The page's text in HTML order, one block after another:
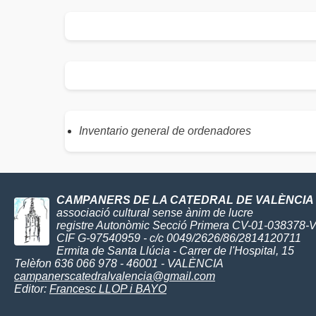
Inventario general de ordenadores
CAMPANERS DE LA CATEDRAL DE VALÈNCIA
associació cultural sense ànim de lucre
registre Autonòmic Secció Primera CV-01-038378-V
CIF G-97540959 - c/c 0049/2626/86/2814120711
Ermita de Santa Llúcia - Carrer de l'Hospital, 15
Telèfon 636 066 978 - 46001 - VALÈNCIA
campanerscatedralvalencia@gmail.com
Editor: Francesc LLOP i BAYO